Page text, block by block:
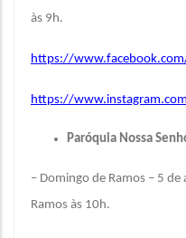
às 9h.
https://
https://
Paróquia Nossa
– Domingo de Ramos – 5
Ramos às 10h.